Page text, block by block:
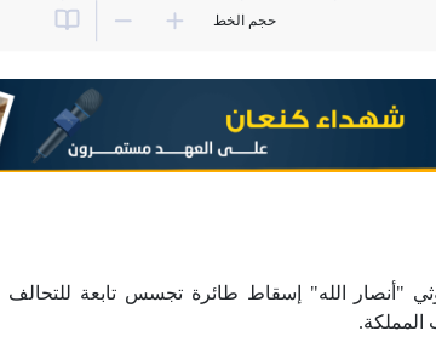
حجم الخط
"أنصار الله" إسقاط طائرة تجسس تابعة للتحالف